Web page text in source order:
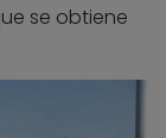
se obtiene